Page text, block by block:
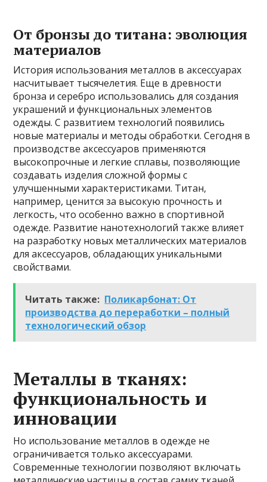
От бронзы до титана: эволюция
материалов
История использования металлов в аксессуарах
насчитывает тысячелетия. Еще в древности
бронза и серебро использовались для создания
украшений и функциональных элементов
одежды. С развитием технологий появились
новые материалы и методы обработки. Сегодня в
производстве аксессуаров применяются
высокопрочные и легкие сплавы, позволяющие
создавать изделия сложной формы с
улучшенными характеристиками. Титан,
например, ценится за высокую прочность и
легкость, что особенно важно в спортивной
одежде. Развитие нанотехнологий также влияет
на разработку новых металлических материалов
для аксессуаров, обладающих уникальными
свойствами.
Читать также: Поликарбонат: От
производства до переработки – полный
технологический обзор
Металлы в тканях:
функциональность и
инновации
Но использование металлов в одежде не
ограничивается только аксессуарами.
Современные технологии позволяют включать